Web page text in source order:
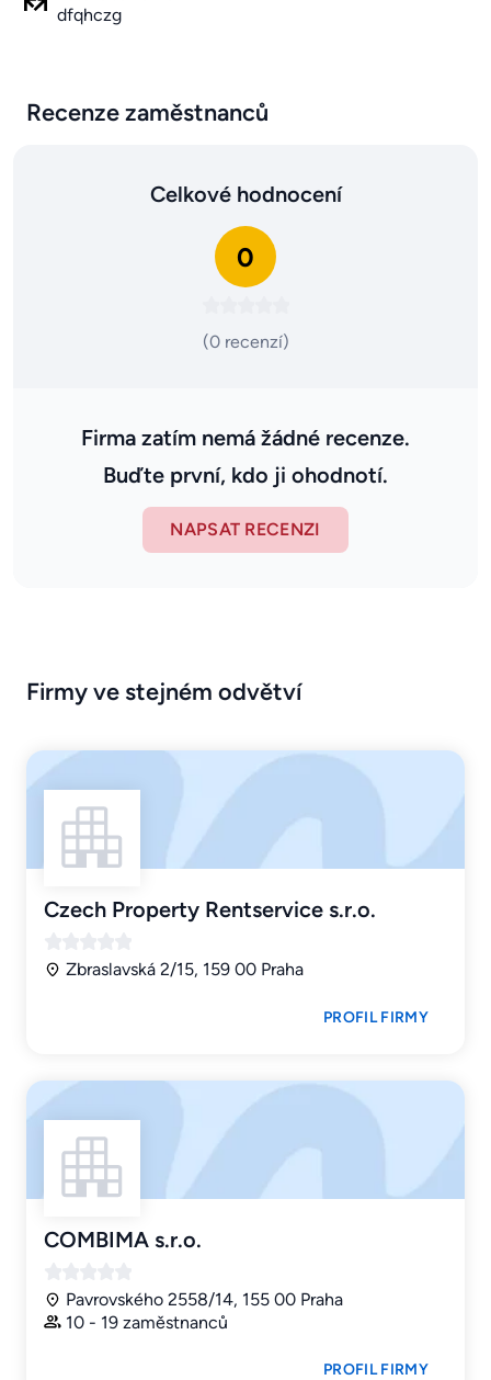
dfqhczg
Recenze zaměstnanců
Celkové hodnocení
0
(0 recenzí)
Firma zatím nemá žádné recenze.
Buďte první, kdo ji ohodnotí.
NAPSAT RECENZI
Firmy ve stejném odvětví
Czech Property Rentservice s.r.o.
Zbraslavská 2/15, 159 00 Praha
PROFIL FIRMY
COMBIMA s.r.o.
Pavrovského 2558/14, 155 00 Praha
10 - 19 zaměstnanců
PROFIL FIRMY